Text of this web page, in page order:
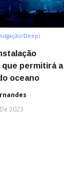
Deep)
permitirá a
oceano
2023